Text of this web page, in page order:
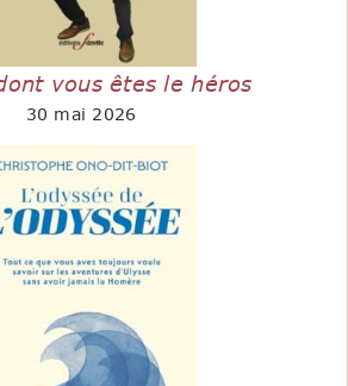
vous êtes le héros
30 mai 2026